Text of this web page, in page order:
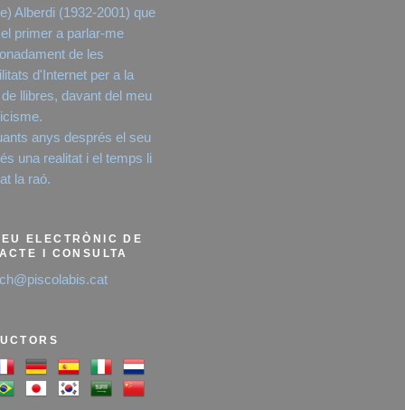
Alberdi (1932-2001) que
primer a parlar-me
de les
d'Internet per a la
llibres, davant del meu
anys després el seu
una realitat i el temps li
la raó.
ELECTRÒNIC DE
I CONSULTA